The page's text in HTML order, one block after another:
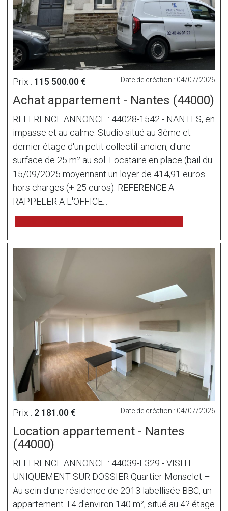
Prix : 115 500.00 € Date de création : 04/07/2026
Achat appartement - Nantes (44000)
REFERENCE ANNONCE : 44028-1542 - NANTES, en
impasse et au calme. Studio situé au 3ème et
dernier étage d'un petit collectif ancien, d'une
surface de 25 m² au sol. Locataire en place (bail du
15/09/2025 moyennant un loyer de 414,91 euros
hors charges (+ 25 euros). REFERENCE A
RAPPELER A L'OFFICE...
Prix : 2 181.00 € Date de création : 04/07/2026
Location appartement - Nantes
(44000)
REFERENCE ANNONCE : 44039-L329 - VISITE
UNIQUEMENT SUR DOSSIER Quartier Monselet –
Au sein d'une résidence de 2013 labellisée BBC, un
appartement T4 d'environ 140 m², situé au 4? étage